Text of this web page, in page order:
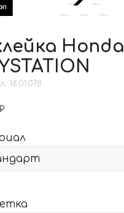
Honda
18.01.078